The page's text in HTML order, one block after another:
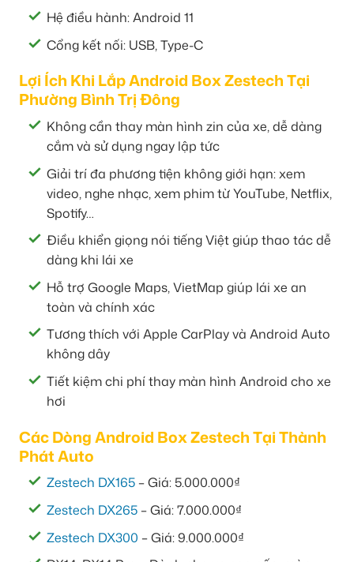
Hệ điều hành: Android 11
Cổng kết nối: USB, Type-C
Lợi Ích Khi Lắp Android Box Zestech Tại
Phường Bình Trị Đông
Không cần thay màn hình zin của xe, dễ dàng
cắm và sử dụng ngay lập tức
Giải trí đa phương tiện không giới hạn: xem
video, nghe nhạc, xem phim từ YouTube, Netflix,
Spotify…
Điều khiển giọng nói tiếng Việt giúp thao tác dễ
dàng khi lái xe
Hỗ trợ Google Maps, VietMap giúp lái xe an
toàn và chính xác
Tương thích với Apple CarPlay và Android Auto
không dây
Tiết kiệm chi phí thay màn hình Android cho xe
hơi
Các Dòng Android Box Zestech Tại Thành
Phát Auto
Zestech DX165 – Giá: 5.000.000₫
Zestech DX265 – Giá: 7.000.000₫
Zestech DX300 – Giá: 9.000.000₫